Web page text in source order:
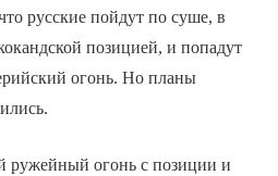
русские пойдут по суше, в
позицией, и попадут
огонь. Но планы
ружейный огонь с позиции и